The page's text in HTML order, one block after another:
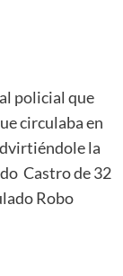
policial que
circulaba en
la
Castro de 32
Robo